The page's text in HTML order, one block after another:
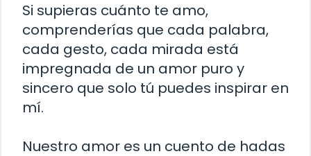
Si supieras cuánto te amo,
comprenderías que cada palabra,
cada gesto, cada mirada está
impregnada de un amor puro y
sincero que solo tú puedes inspirar en
mí.
Nuestro amor es un cuento de hadas